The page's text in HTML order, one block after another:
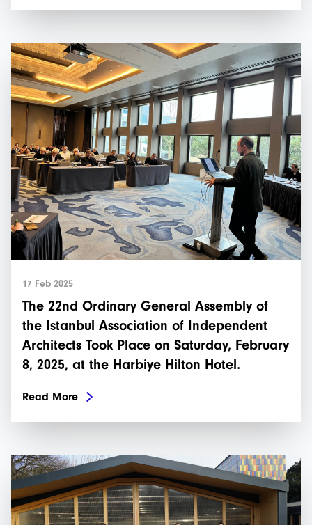
17 Feb 2025
The 22nd Ordinary General Assembly of
the Istanbul Association of Independent
Architects Took Place on Saturday, February
8, 2025, at the Harbiye Hilton Hotel.
Read More